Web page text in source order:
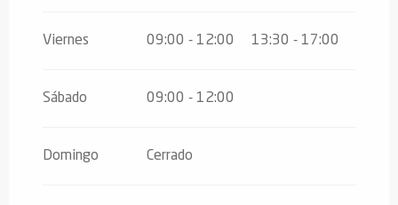
Viernes 09:00 - 12:00 13:30 - 17:00
Sábado 09:00 - 12:00
Domingo Cerrado